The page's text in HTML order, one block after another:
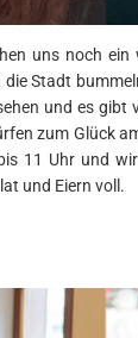
uns noch
Stadt
und es gibt
zum Glück
11 Uhr und
und Eiern voll.